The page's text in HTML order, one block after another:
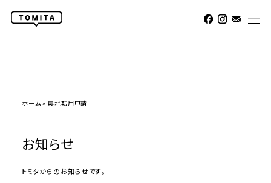
ホーム » 農地転用申請
お知らせ
トミタからのお知らせです。